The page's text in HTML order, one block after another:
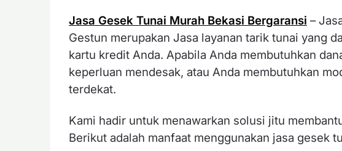
Jasa Gesek Tunai Murah Bekasi Bergaransi –
Gestun merupakan Jasa layanan tarik tunai yang
kartu kredit Anda. Apabila Anda membutuhkan
keperluan mendesak, atau Anda membutuhkan
terdekat.
Kami hadir untuk menawarkan solusi jitu
Berikut adalah manfaat menggunakan jasa gesek